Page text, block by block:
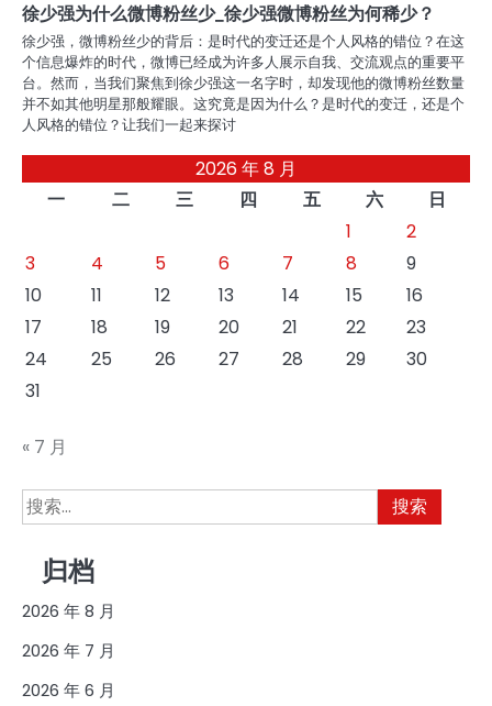
徐少强为什么微博粉丝少_徐少强微博粉丝为何稀少？
徐少强，微博粉丝少的背后：是时代的变迁还是个人风格的错位？在这
个信息爆炸的时代，微博已经成为许多人展示自我、交流观点的重要平
台。然而，当我们聚焦到徐少强这一名字时，却发现他的微博粉丝数量
并不如其他明星那般耀眼。这究竟是因为什么？是时代的变迁，还是个
人风格的错位？让我们一起来探讨
2026 年 8 月
一
二 三 四 五 六
日
1
2
3
4 5 6 7 8
9
10
11 12 13 14 15
16
17
18 19 20 21 22
23
24
25 26 27 28 29
30
31
« 7 月
搜
索：
归档
2026 年 8 月
2026 年 7 月
2026 年 6 月